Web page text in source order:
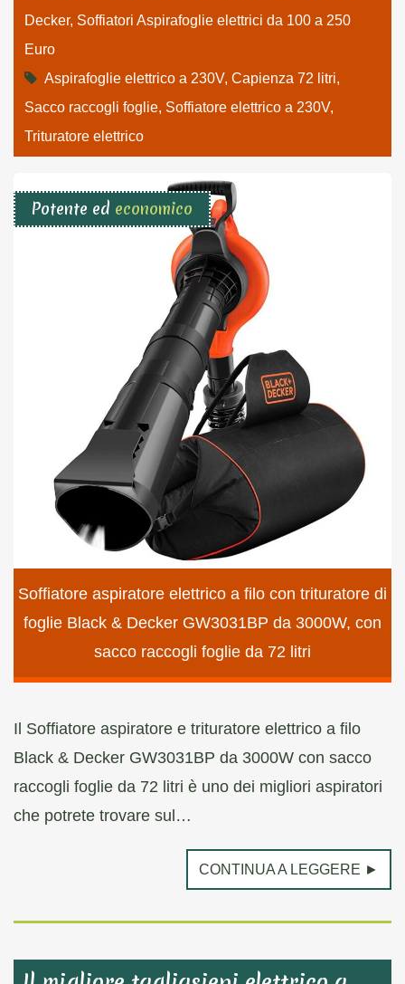
Decker, Soffiatori Aspirafoglie elettrici da 100 a 250
Euro
Aspirafoglie elettrico a 230V, Capienza 72 litri,
Sacco raccogli foglie, Soffiatore elettrico a 230V,
Trituratore elettrico
Potente ed economico
Soffiatore aspiratore elettrico a filo con trituratore di
foglie Black & Decker GW3031BP da 3000W, con
sacco raccogli foglie da 72 litri
Il Soffiatore aspiratore e trituratore elettrico a filo
Black & Decker GW3031BP da 3000W con sacco
raccogli foglie da 72 litri è uno dei migliori aspiratori
che potrete trovare sul…
CONTINUA A LEGGERE ►